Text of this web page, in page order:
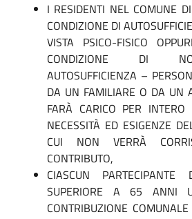
I RESIDENTI NEL COMUNE
CONDIZIONE DI
VISTA PSICO-FISICO
CONDIZIONE DI
AUTOSUFFICIENZA –
DA UN FAMILIARE O DA UN
FARÀ CARICO PER INTERO
NECESSITÀ ED ESIGENZE
CUI NON VERRÀ
CONTRIBUTO,
CIASCUN
SUPERIORE A 65 ANNI
CONTRIBUZIONE